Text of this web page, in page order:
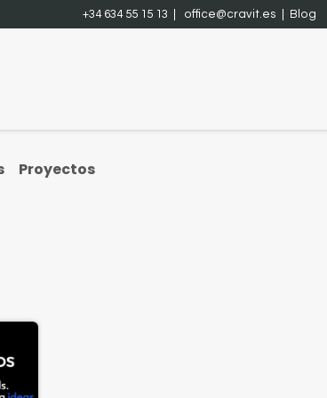
+34 634 55 15 13 | office@cravit.es Blog
Proyectos